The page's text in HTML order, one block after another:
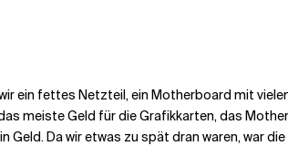
ein fettes Netzteil, ein Motherboard mit
meiste Geld für die Grafikkarten, das
Da wir etwas zu spät dran waren, war